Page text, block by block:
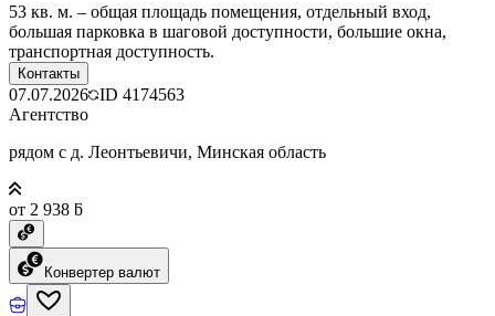
53 кв. м. – общая площадь помещения, отдельный вход,
большая парковка в шаговой доступности, большие окна,
транспортная доступность.
Контакты
07.07.2026 ID 4174563
Агентство
рядом с д. Леонтьевичи, Минская область
от 2 938 ƃ
Конвертер валют